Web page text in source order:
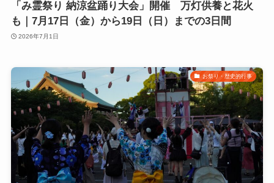
「み霊祭り 納涼盆踊り大会」開催 万灯供養と花火
も｜7月17日（金）から19日（日）までの3日間
2026年7月1日
お祭り・歴史的行事